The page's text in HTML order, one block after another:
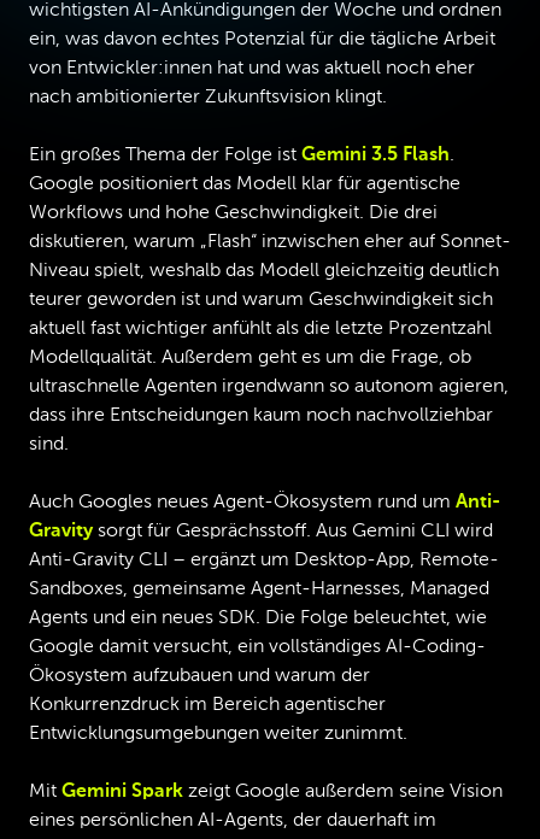
wichtigsten AI-Ankündigungen der Woche und ordnen
ein, was davon echtes Potenzial für die tägliche Arbeit
von Entwickler:innen hat und was aktuell noch eher
nach ambitionierter Zukunftsvision klingt.
Ein großes Thema der Folge ist Gemini 3.5 Flash.
Google positioniert das Modell klar für agentische
Workflows und hohe Geschwindigkeit. Die drei
diskutieren, warum „Flash“ inzwischen eher auf Sonnet-
Niveau spielt, weshalb das Modell gleichzeitig deutlich
teurer geworden ist und warum Geschwindigkeit sich
aktuell fast wichtiger anfühlt als die letzte Prozentzahl
Modellqualität. Außerdem geht es um die Frage, ob
ultraschnelle Agenten irgendwann so autonom agieren,
dass ihre Entscheidungen kaum noch nachvollziehbar
sind.
Auch Googles neues Agent-Ökosystem rund um Anti-
Gravitysorgt für Gesprächsstoff. Aus Gemini CLI wird
Anti-Gravity CLI – ergänzt um Desktop-App, Remote-
Sandboxes, gemeinsame Agent-Harnesses, Managed
Agents und ein neues SDK. Die Folge beleuchtet, wie
Google damit versucht, ein vollständiges AI-Coding-
Ökosystem aufzubauen und warum der
Konkurrenzdruck im Bereich agentischer
Entwicklungsumgebungen weiter zunimmt.
Mit Gemini Spark zeigt Google außerdem seine Vision
eines persönlichen AI-Agents, der dauerhaft im